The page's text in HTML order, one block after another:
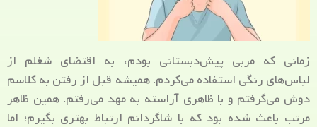
زمانی که مربی پیش‌دبستانی بودم، به اقتضای شغلم از
لباس‌های رنگی استفاده می‌کردم. همیشه قبل از رفتن به کلاسم
دوش می‌گرفتم و با ظاهری آراسته به مهد می‌رفتم. همین ظاهر
مرتب باعث شده بود که با شاگردانم ارتباط بهتری بگیرم؛ اما